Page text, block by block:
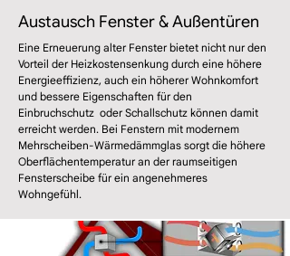
Austausch Fenster & Außentüren
​Eine Erneuerung alter Fenster bietet nicht nur den
Vorteil der Heizkostensenkung durch eine höhere
Energieeffizienz, auch ein höherer Wohnkomfort
und bessere Eigenschaften für den
Einbruchschutz oder Schallschutz können damit
erreicht werden. Bei ​Fenstern mit modernem
Mehrscheiben-Wärmedämmglas sorgt die höhere
Oberflächentemperatur an der raumseitigen
Fensterscheibe für ein angenehmeres
Wohngefühl.